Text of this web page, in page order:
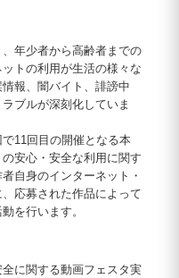
年少者から高齢者までの
トの利用が生活の様々な
報、闇バイト、誹謗中
ブルが深刻化していま
11回目の開催となる本
安心・安全な利用に関す
自身のインターネット・
応募された作品によって
を行います。
に関する動画フェスタ実